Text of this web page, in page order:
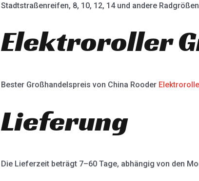
Stadtstraßenreifen, 8, 10, 12, 14 und andere
Elektroroller
Bester Großhandelspreis von China Rooder
Lieferung
Die Lieferzeit beträgt 7–60 Tage, abhängig von den